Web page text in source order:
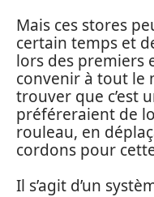
Mais ces stores
certain temps et
lors des premiers
convenir à tout le
trouver que c’est
préféreraient de
rouleau, en
cordons pour
Il s’agit d’un